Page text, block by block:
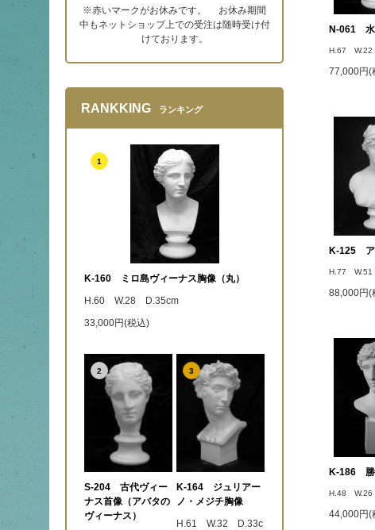
N-061 水
H.67
77,000円(
K-125 ア
H.77
88,000円(
K-186 勝
H.48
44,000円(
※赤いマークがお休みです。 お休み期間
中もネットショップ上での受注は随時受け付
けております。
RANKKING ランキング
1
K-160 ミロ島ヴィーナス胸像（丸）
H.60 W.28 D.35cm
33,000円(税込)
2
S-204 古代ヴィー
ナス首像（アバタの
ヴィーナス）
3
K-164 ジュリアー
ノ・メジチ胸像
H.61 W.32 D.33c